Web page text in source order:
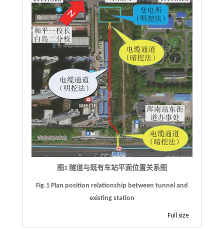
图1 隧道与既有车站平面位置关系图
Fig.1 Plan position relationship between tunnel and
existing station
Full size